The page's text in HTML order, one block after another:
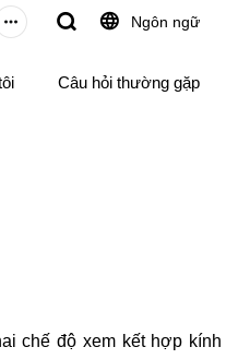
Ngôn ngữ
Câu hỏi thường gặp
chế độ xem kết hợp kính